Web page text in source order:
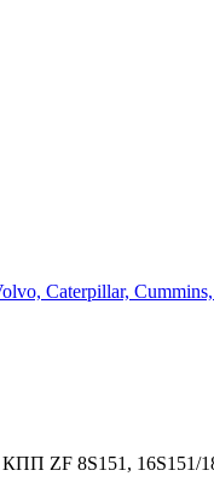
Caterpillar,
ZF 8S151, 16S151/